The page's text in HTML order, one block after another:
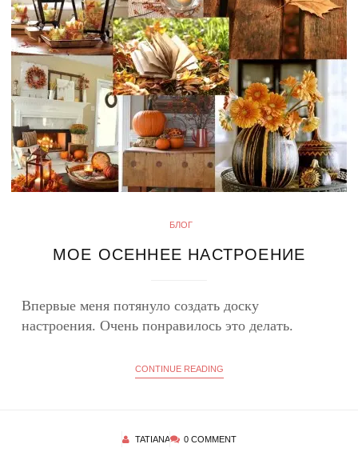
БЛОГ
МОЕ ОСЕННЕЕ НАСТРОЕНИЕ
Впервые меня потянуло создать доску
настроения. Очень понравилось это делать.
CONTINUE READING
TATIANA 0 COMMENT